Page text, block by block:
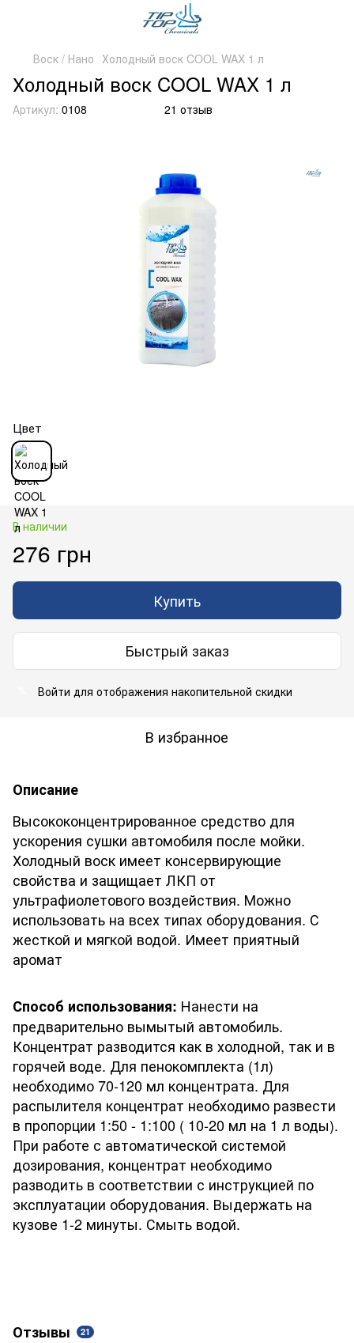
Воск / Нано Холодный воск COOL WAX 1 л
Холодный воск COOL WAX 1 л
Артикул: 0108 21 отзыв
Цвет
В наличии
276 грн
Купить
Быстрый заказ
Войти для отображения накопительной скидки
В избранное
Описание
Высококонцентрированное средство для
ускорения сушки автомобиля после мойки.
Холодный воск имеет консервирующие
свойства и защищает ЛКП от
ультрафиолетового воздействия. Можно
использовать на всех типах оборудования. С
жесткой и мягкой водой. Имеет приятный
аромат
Способ использования: Нанести на
предварительно вымытый автомобиль.
Концентрат разводится как в холодной, так и в
горячей воде. Для пенокомплекта (1л)
необходимо 70-120 мл концентрата. Для
распылителя концентрат необходимо развести
в пропорции 1:50 - 1:100 ( 10-20 мл на 1 л воды).
При работе с автоматической системой
дозирования, концентрат необходимо
разводить в соответствии с инструкцией по
эксплуатации оборудования. Выдержать на
кузове 1-2 минуты. Смыть водой.
Отзывы 21